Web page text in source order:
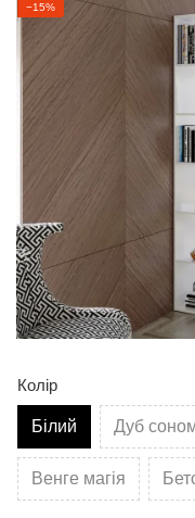
−15%
Колір
Білий Дуб
Венге магія